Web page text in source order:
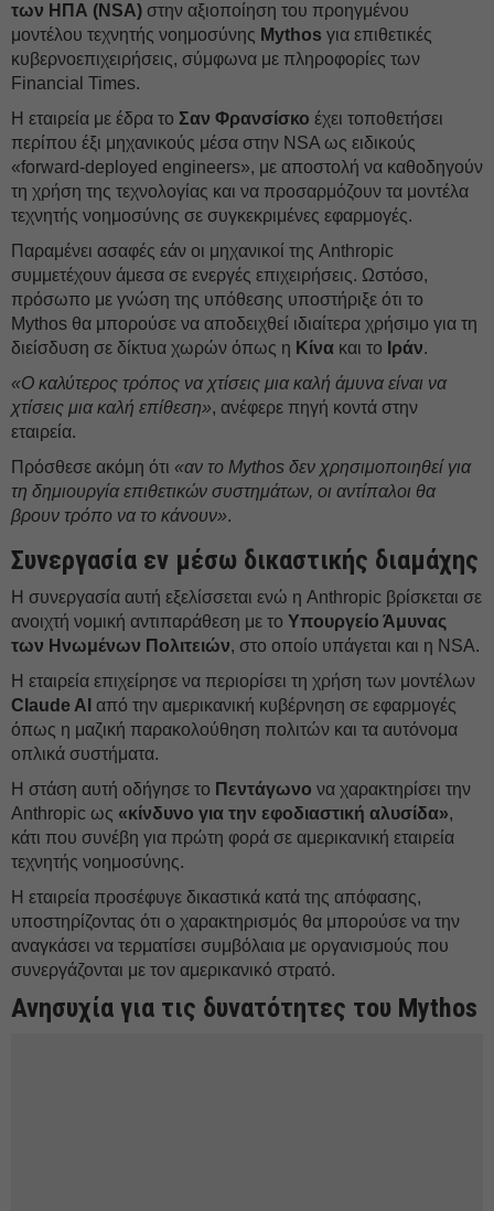
των ΗΠΑ (NSA) στην αξιοποίηση του προηγμένου
μοντέλου τεχνητής νοημοσύνης Mythos για επιθετικές
κυβερνοεπιχειρήσεις, σύμφωνα με πληροφορίες των
Financial Times.
Η εταιρεία με έδρα το Σαν Φρανσίσκο έχει τοποθετήσει
περίπου έξι μηχανικούς μέσα στην NSA ως ειδικούς
«forward-deployed engineers», με αποστολή να καθοδηγούν
τη χρήση της τεχνολογίας και να προσαρμόζουν τα μοντέλα
τεχνητής νοημοσύνης σε συγκεκριμένες εφαρμογές.
Παραμένει ασαφές εάν οι μηχανικοί της Anthropic
συμμετέχουν άμεσα σε ενεργές επιχειρήσεις. Ωστόσο,
πρόσωπο με γνώση της υπόθεσης υποστήριξε ότι το
Mythos θα μπορούσε να αποδειχθεί ιδιαίτερα χρήσιμο για τη
διείσδυση σε δίκτυα χωρών όπως η Κίνα και το Ιράν.
«Ο καλύτερος τρόπος να χτίσεις μια καλή άμυνα είναι να
χτίσεις μια καλή επίθεση», ανέφερε πηγή κοντά στην
εταιρεία.
Πρόσθεσε ακόμη ότι «αν το Mythos δεν χρησιμοποιηθεί για
τη δημιουργία επιθετικών συστημάτων, οι αντίπαλοι θα
βρουν τρόπο να το κάνουν».
Συνεργασία εν μέσω δικαστικής διαμάχης
Η συνεργασία αυτή εξελίσσεται ενώ η Anthropic βρίσκεται σε
ανοιχτή νομική αντιπαράθεση με το Υπουργείο Άμυνας
των Ηνωμένων Πολιτειών, στο οποίο υπάγεται και η NSA.
Η εταιρεία επιχείρησε να περιορίσει τη χρήση των μοντέλων
Claude AI από την αμερικανική κυβέρνηση σε εφαρμογές
όπως η μαζική παρακολούθηση πολιτών και τα αυτόνομα
οπλικά συστήματα.
Η στάση αυτή οδήγησε το Πεντάγωνο να χαρακτηρίσει την
Anthropic ως «κίνδυνο για την εφοδιαστική αλυσίδα»,
κάτι που συνέβη για πρώτη φορά σε αμερικανική εταιρεία
τεχνητής νοημοσύνης.
Η εταιρεία προσέφυγε δικαστικά κατά της απόφασης,
υποστηρίζοντας ότι ο χαρακτηρισμός θα μπορούσε να την
αναγκάσει να τερματίσει συμβόλαια με οργανισμούς που
συνεργάζονται με τον αμερικανικό στρατό.
Ανησυχία για τις δυνατότητες του Mythos